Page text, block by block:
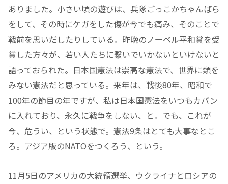
ありました。小さい頃の遊びは、兵隊ごっこかちゃんばら
をして、その時にケガをした傷が今でも痛み、そのことで
戦前を思いだしたりしている。昨晩のノーベル平和賞を受
賞した方々が、若い人たちに繋いでいかないといけないと
語っておられた。日本国憲法は崇高な憲法で、世界に類を
みない憲法だと思っている。来年は、戦後80年、昭和で
100年の節目の年ですが、私は日本国憲法をいつもカバン
に入れており、永久に戦争をしない、と。でも、これが
今、危うい、という状態で。憲法9条はとても大事なとこ
ろ。アジア版のNATOをつくろう、という。
11月5日のアメリカの大統領選挙、ウクライナとロシアの